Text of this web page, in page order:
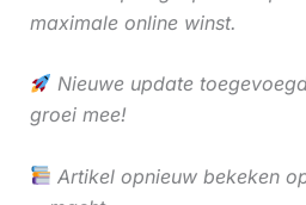
maximale online winst.
Nieuwe update
groei mee!
Artikel opnieuw bekeken